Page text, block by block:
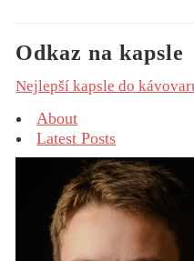
Odkaz na kapsle
Nejlepší kapsle do
About
Latest Posts